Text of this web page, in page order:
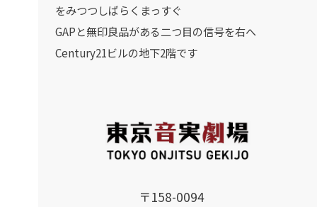
〒158-0094
をみつつしばらくまっすぐ
GAPと無印良品がある二つ目の信号を右へ
Century21ビルの地下2階です